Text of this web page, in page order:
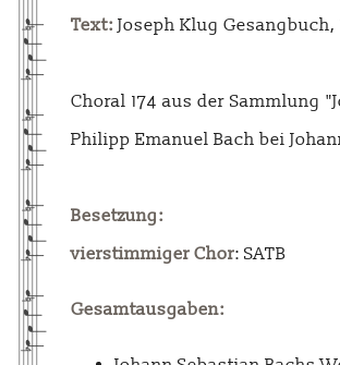
Text: Joseph Klug Gesangbuch,
Choral 174 aus der Sammlung
Philipp Emanuel Bach bei
Besetzung:
vierstimmiger Chor: SATB
Gesamtausgaben: